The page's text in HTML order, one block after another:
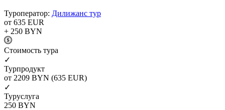
Туроператор: Дилижанс тур
от 635 EUR
+ 250 BYN
Cтоимость тура
✓
Турпродукт
от 2209 BYN (635 EUR)
✓
Туруслуга
250 BYN